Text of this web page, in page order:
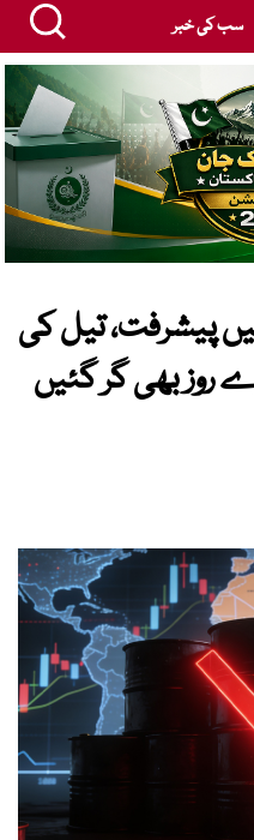
سب کی خبر
پیشرفت، تیل کی
بھی گر گئیں